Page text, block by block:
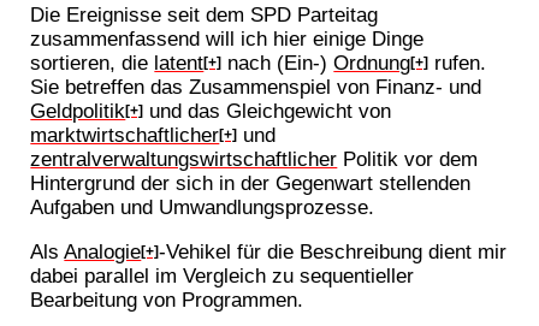
Die Ereignisse seit dem SPD Parteitag
zusammenfassend will ich hier einige Dinge
sortieren, die latent[+] nach (Ein-)Ordnung[+] rufen.
Sie betreffen das Zusammenspiel von Finanz- und
Geldpolitik[+] und das Gleichgewicht von
marktwirtschaftlicher[+] und
zentralverwaltungswirtschaftlicher Politik vor dem
Hintergrund der sich in der Gegenwart stellenden
Aufgaben und Umwandlungsprozesse.
AlsAnalogie[+]-Vehikel für die Beschreibung dient mir
dabei parallel im Vergleich zu sequentieller
Bearbeitung von Programmen.